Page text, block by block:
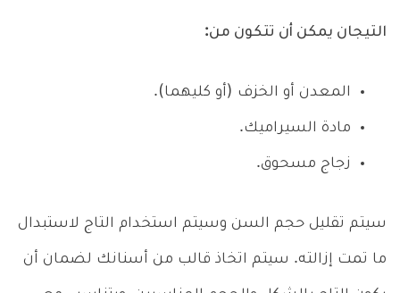
التيجان يمكن أن تتكون من:
المعدن أو الخزف (أو كليهما).
مادة السيراميك.
زجاج مسحوق.
سيتم تقليل حجم السن وسيتم استخدام التاج لاستبدال
ما تمت إزالته. سيتم اتخاذ قالب من أسنانك لضمان أن